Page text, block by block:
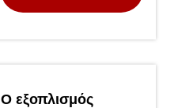
Ο εξοπλισμός